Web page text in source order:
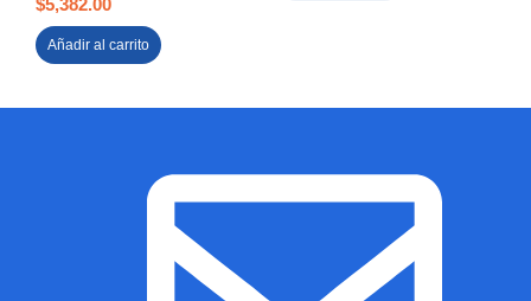
$5,382.00
Añadir al carrito